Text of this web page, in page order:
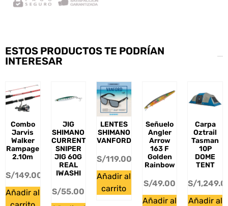
ESTOS PRODUCTOS TE PODRÍAN
INTERESAR
Combo
Jarvis
Walker
Rampage
2.10m
S/149.00
Añadir al
JIG
SHIMANO
CURRENT
SNIPER
JIG 60G
REAL
IWASHI
S/55.00
LENTES
SHIMANO
VANFORD
S/119.00
Añadir al
carrito
Señuelo
Angler
Arrow
163 F
Golden
Rainbow
S/49.00
Añadir al
Carpa
Oztrail
Tasman
10P
DOME
TENT
S/
Añadir al